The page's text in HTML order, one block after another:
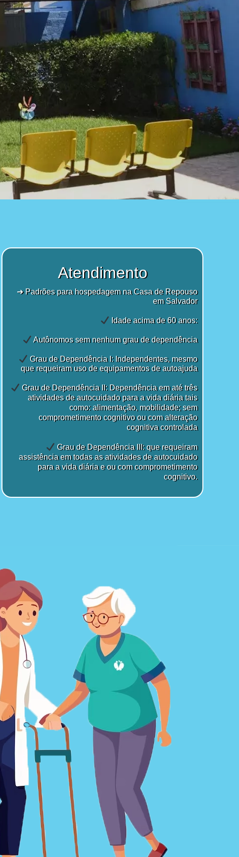
Atendimento
➔ Padrões para hospedagem na Casa de Repouso
em Salvador
Idade acima de 60 anos:
Autônomos sem nenhum grau de dependência
Grau de Dependência I: Independentes, mesmo
que requeiram uso de equipamentos de autoajuda
Grau de Dependência II: Dependência em até três
atividades de autocuidado para a vida diária tais
como: alimentação, mobilidade; sem
comprometimento cognitivo ou com alteração
cognitiva controlada
Grau de Dependência III: que requeiram
assistência em todas as atividades de autocuidado
para a vida diária e ou com comprometimento
cognitivo.